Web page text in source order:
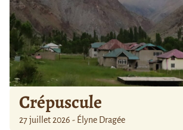
Crépuscule
27 juillet 2026 - Élyne Dragée